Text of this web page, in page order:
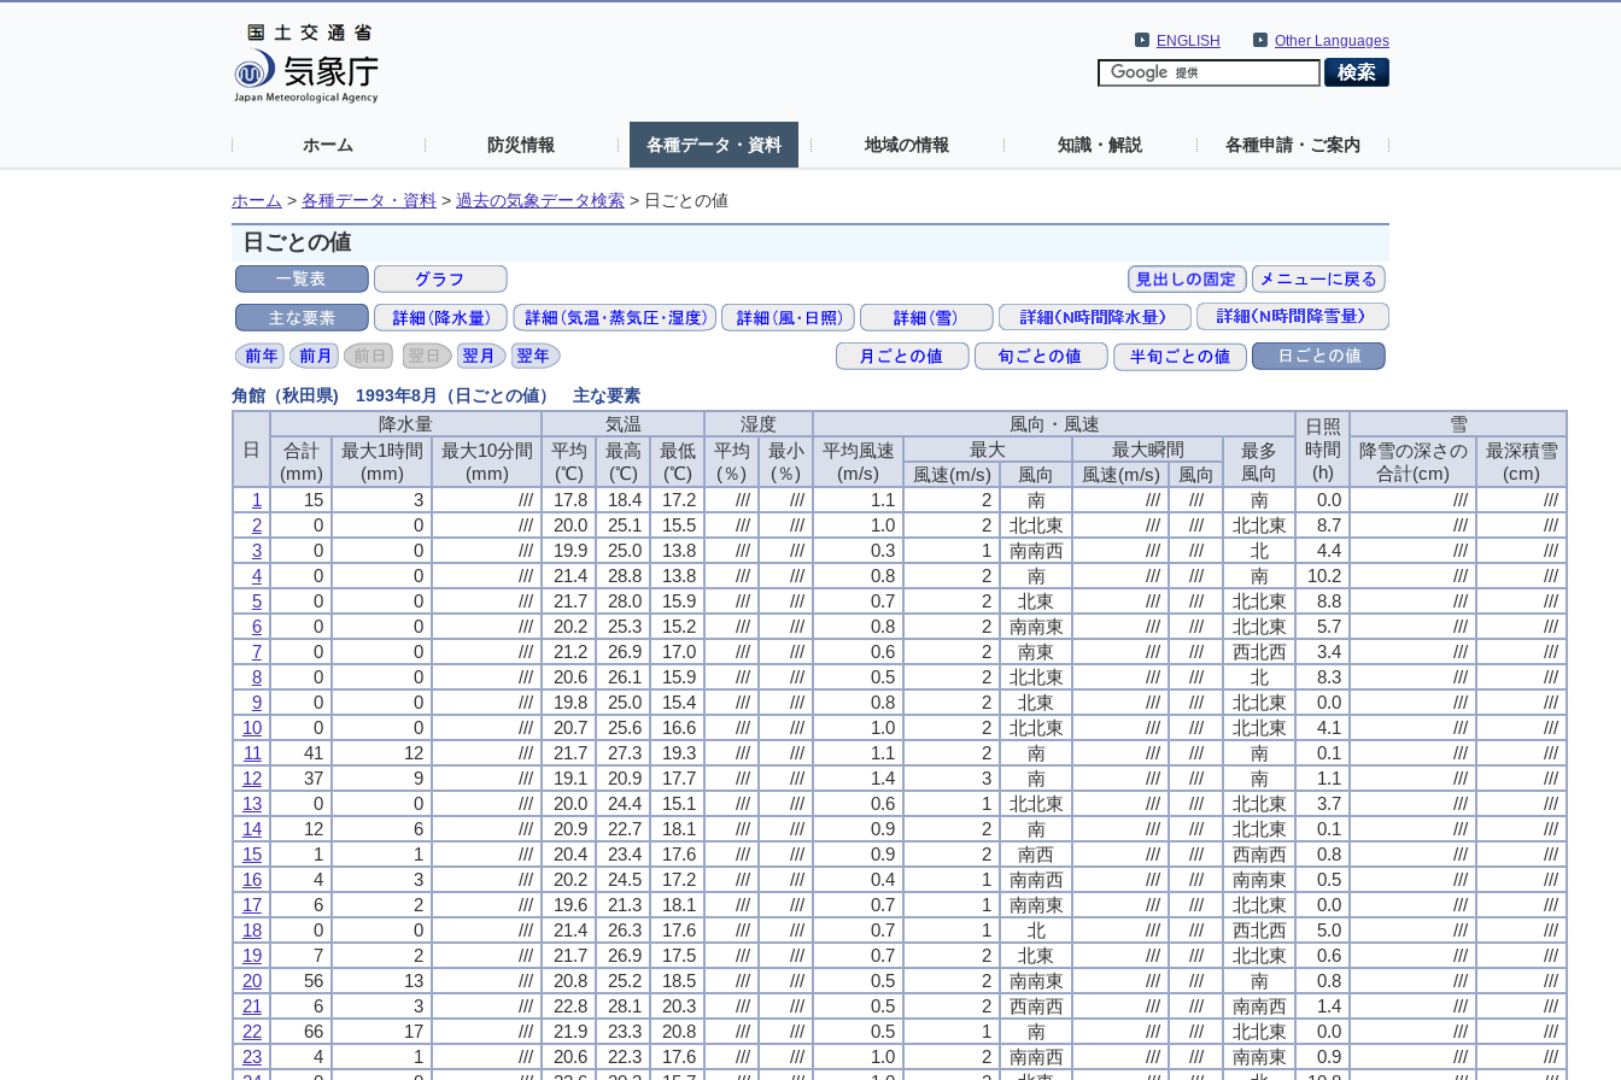
Other Languages
ENGLISH
ホーム 防災情報 各種データ・資料 地域の情報 知識・解説 各種申請・ご案内
ホーム > 各種データ・資料 > 過去の気象データ検索 > 日ごとの値
日ごとの値
角館（秋田県) 1993年8月（日ごとの値） 主な要素
日
降水量 気温 湿度 風向・風速
日照
時間
(h)
雪
合計
(mm)
最大1時間
(mm)
最大10分間
(mm)
平均
(℃)
最高
(℃)
最低
(℃)
平均
(％)
最小
(％)
平均風速
(m/s)
最大 最大瞬間
最多
風向
降雪の深さの
合計(cm)
最深積雪
(cm)
風速(m/s) 風向 風速(m/s)
風向
1
15 3 /// 17.8 18.4 17.2 /// /// 1.1 2 南 /// /// 南 0.0 ///
///
2
0 0 /// 20.0 25.1 15.5 /// /// 1.0 2 北北東 /// /// 北北東 8.7 ///
///
3
0 0 /// 19.9 25.0 13.8 /// /// 0.3 1 南南西 /// /// 北 4.4 ///
///
4
0 0 /// 21.4 28.8 13.8 /// /// 0.8 2 南 /// /// 南 10.2 ///
///
5
0 0 /// 21.7 28.0 15.9 /// /// 0.7 2 北東 /// /// 北北東 8.8 ///
///
6
0 0 /// 20.2 25.3 15.2 /// /// 0.8 2 南南東 /// /// 北北東 5.7 ///
///
7
0 0 /// 21.2 26.9 17.0 /// /// 0.6 2 南東 /// /// 西北西 3.4 ///
///
8
0 0 /// 20.6 26.1 15.9 /// /// 0.5 2 北北東 /// /// 北 8.3 ///
///
9
0 0 /// 19.8 25.0 15.4 /// /// 0.8 2 北東 /// /// 北北東 0.0 ///
///
10
0 0 /// 20.7 25.6 16.6 /// /// 1.0 2 北北東 /// /// 北北東 4.1 ///
///
11
41 12 /// 21.7 27.3 19.3 /// /// 1.1 2 南 /// /// 南 0.1 ///
///
12
37 9 /// 19.1 20.9 17.7 /// /// 1.4 3 南 /// /// 南 1.1 ///
///
13
0 0 /// 20.0 24.4 15.1 /// /// 0.6 1 北北東 /// /// 北北東 3.7 ///
///
14
12 6 /// 20.9 22.7 18.1 /// /// 0.9 2 南 /// /// 北北東 0.1 ///
///
15
1 1 /// 20.4 23.4 17.6 /// /// 0.9 2 南西 /// /// 西南西 0.8 ///
///
16
4 3 /// 20.2 24.5 17.2 /// /// 0.4 1 南南西 /// /// 南南東 0.5 ///
///
17
6 2 /// 19.6 21.3 18.1 /// /// 0.7 1 南南東 /// /// 北北東 0.0 ///
///
18
0 0 /// 21.4 26.3 17.6 /// /// 0.7 1 北 /// /// 西北西 5.0 ///
///
19
7 2 /// 21.7 26.9 17.5 /// /// 0.7 2 北東 /// /// 北北東 0.6 ///
///
20
56 13 /// 20.8 25.2 18.5 /// /// 0.5 2 南南東 /// /// 南 0.8 ///
///
21
6 3 /// 22.8 28.1 20.3 /// /// 0.5 2 西南西 /// /// 南南西 1.4 ///
///
22
66 17 /// 21.9 23.3 20.8 /// /// 0.5 1 南 /// /// 北北東 0.0 ///
///
23
4 1 /// 20.6 22.3 17.6 /// /// 1.0 2 南南西 /// /// 南南東 0.9 ///
///